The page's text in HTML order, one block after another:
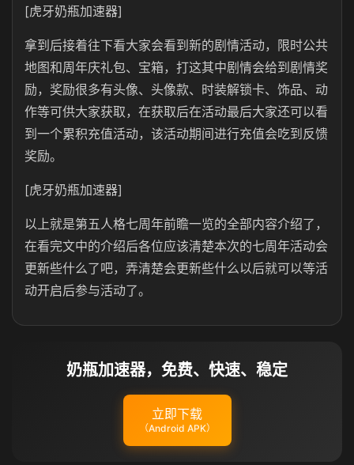
[虎牙奶瓶加速器]
拿到后接着往下看大家会看到新的剧情活动，限时公共
地图和周年庆礼包、宝箱，打这其中剧情会给到剧情奖
励，奖励很多有头像、头像款、时装解锁卡、饰品、动
作等可供大家获取，在获取后在活动最后大家还可以看
到一个累积充值活动，该活动期间进行充值会吃到反馈
奖励。
[虎牙奶瓶加速器]
以上就是第五人格七周年前瞻一览的全部内容介绍了，
在看完文中的介绍后各位应该清楚本次的七周年活动会
更新些什么了吧，弄清楚会更新些什么以后就可以等活
动开启后参与活动了。
奶瓶加速器，免费、快速、稳定
立即下载
（Android APK）